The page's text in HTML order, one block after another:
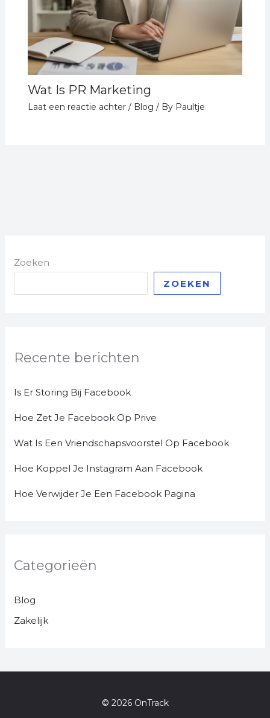
Wat Is PR Marketing
Laat een reactie achter / Blog / By Paultje
Zoeken
ZOEKEN
Recente berichten
Is Er Storing Bij Facebook
Hoe Zet Je Facebook Op Prive
Wat Is Een Vriendschapsvoorstel Op Facebook
Hoe Koppel Je Instagram Aan Facebook
Hoe Verwijder Je Een Facebook Pagina
Categorieën
Blog
Zakelijk
© 2026 OnTrack